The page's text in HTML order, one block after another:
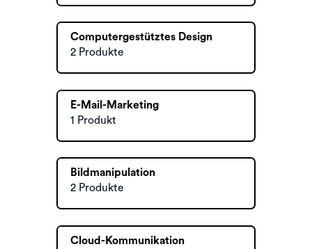
Computergestütztes Design
2 Produkte
E-Mail-Marketing
1 Produkt
Bildmanipulation
2 Produkte
Cloud-Kommunikation